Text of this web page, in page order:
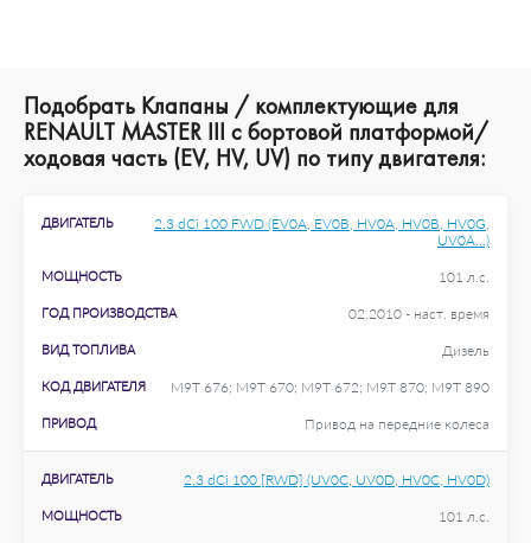
Подобрать Клапаны / комплектующие для
RENAULT MASTER III c бортовой платформой/
ходовая часть (EV, HV, UV) по типу двигателя:
ДВИГАТЕЛЬ
2.3 dCi 100 FWD (EV0A, EV0B, HV0A, HV0B, HV0G,
UV0A...)
МОЩНОСТЬ 101 л.с.
ГОД ПРОИЗВОДСТВА 02.2010 - наст. время
ВИД ТОПЛИВА Дизель
КОД ДВИГАТЕЛЯ M9T 676; M9T 670; M9T 672; M9T 870; M9T 890
ПРИВОД Привод на передние колеса
ДВИГАТЕЛЬ 2.3 dCi 100 [RWD] (UV0C, UV0D, HV0C, HV0D)
МОЩНОСТЬ 101 л.с.